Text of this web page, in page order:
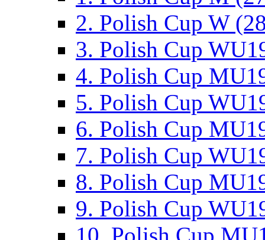
2. Polish Cup W
3. Polish Cup
4. Polish Cup
5. Polish Cup
6. Polish Cup
7. Polish Cup
8. Polish Cup
9. Polish Cup
10. Polish Cup